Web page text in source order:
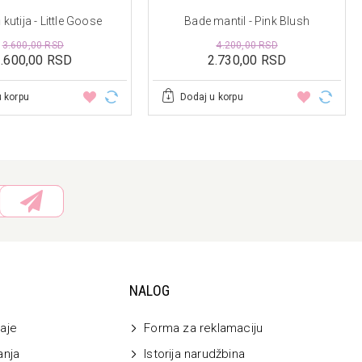
kutija - Little Goose
RSD
3.600,00 RSD
korpu
Bade mantil - Pink Blush
2.730,00 RSD
4.200,00 RSD
Dodaj u korpu
NALOG
Forma za reklamaciju
Istorija narudžbina